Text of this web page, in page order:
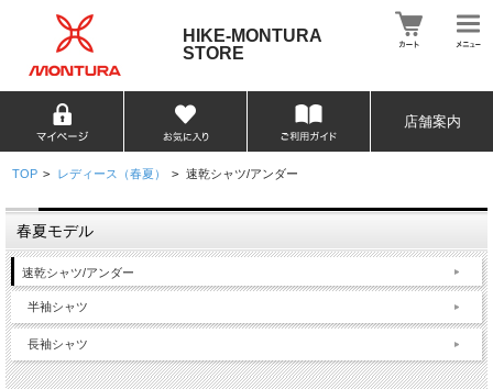
HIKE-MONTURA
STORE
店舗案内
TOP > レディース（春夏） > 速乾シャツ/アンダー
春夏モデル
速乾シャツ/アンダー
半袖シャツ
長袖シャツ